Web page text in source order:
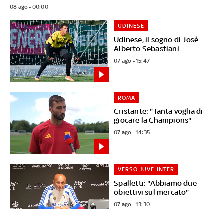
08 ago - 00:00
Udinese, il sogno di José
Alberto Sebastiani
UDINESE
07 ago - 15:47
Cristante: "Tanta voglia di
giocare la Champions"
ROMA
07 ago - 14:35
Spalletti: "Abbiamo due
obiettivi sul mercato"
VERSO JUVE-INTER
07 ago - 13:30